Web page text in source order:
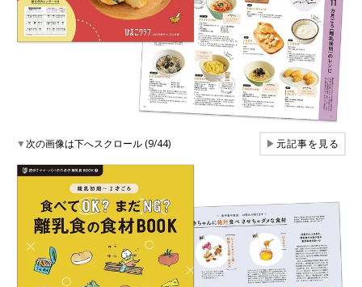
▼次の画像は下へスクロール (9/44) ▶元記事を見る